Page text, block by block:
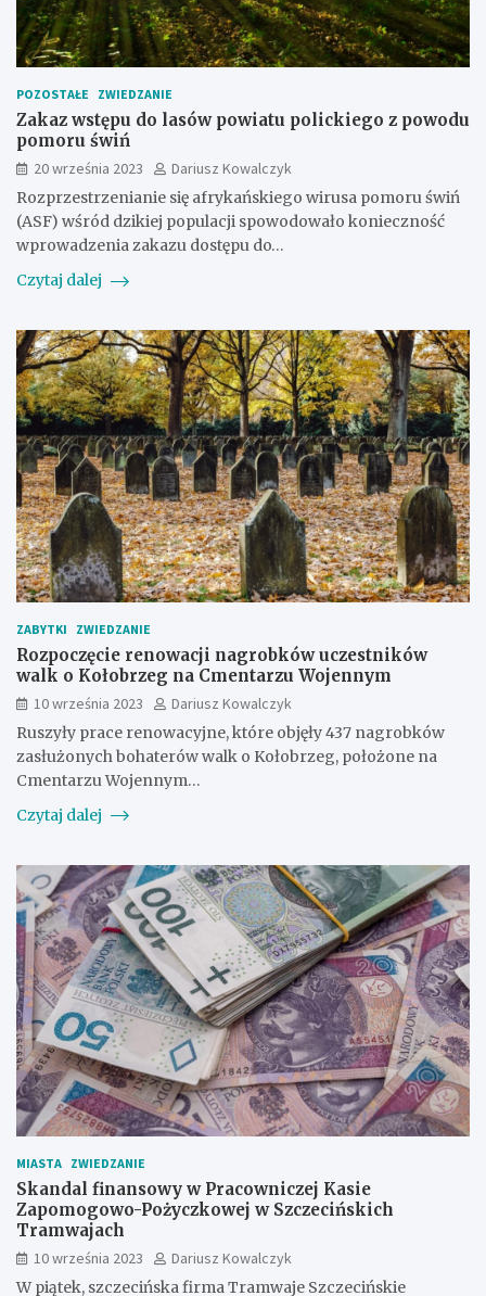
POZOSTAŁE ZWIEDZANIE
Zakaz wstępu do lasów powiatu polickiego z powodu
pomoru świń
20 września 2023
Dariusz Kowalczyk
Rozprzestrzenianie się afrykańskiego wirusa pomoru świń
(ASF) wśród dzikiej populacji spowodowało konieczność
wprowadzenia zakazu dostępu do…
Czytaj dalej
ZABYTKI ZWIEDZANIE
Rozpoczęcie renowacji nagrobków uczestników
walk o Kołobrzeg na Cmentarzu Wojennym
10 września 2023
Dariusz Kowalczyk
Ruszyły prace renowacyjne, które objęły 437 nagrobków
zasłużonych bohaterów walk o Kołobrzeg, położone na
Cmentarzu Wojennym…
Czytaj dalej
MIASTA ZWIEDZANIE
Skandal finansowy w Pracowniczej Kasie
Zapomogowo-Pożyczkowej w Szczecińskich
Tramwajach
10 września 2023
Dariusz Kowalczyk
W piątek, szczecińska firma Tramwaje Szczecińskie